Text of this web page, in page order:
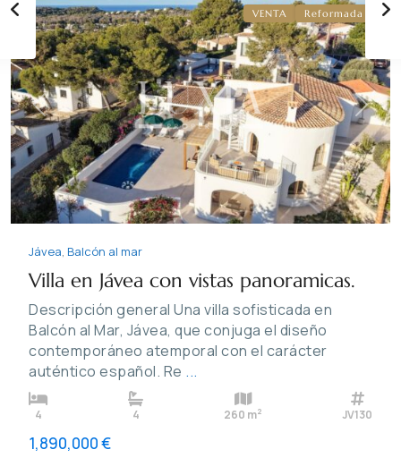
Previous Next
VENTA Reformada
Jávea, Balcón al mar
Villa en Jávea con vistas panoramicas.
Descripción general Una villa sofisticada en
Balcón al Mar, Jávea, que conjuga el diseño
contemporáneo atemporal con el carácter
auténtico español. Re ...
4 4 260 m2 JV130
1,890,000 €
Pinosol,